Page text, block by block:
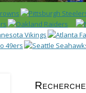
Recherche